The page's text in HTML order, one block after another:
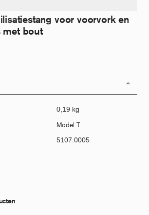
voor voorvork en
met bout
0,19 kg
Model T
5107.0005